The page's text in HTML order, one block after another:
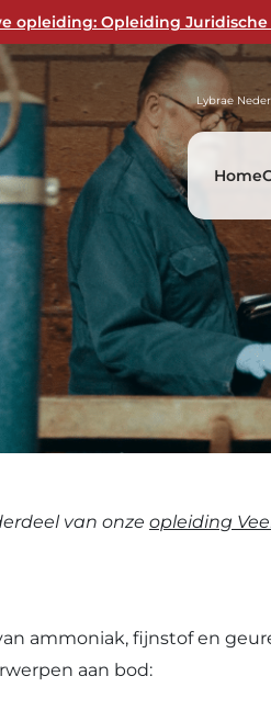
opleiding: Opleiding
Lybrae
Home
van onze opleiding
ammoniak, fijnstof en
aan bod: